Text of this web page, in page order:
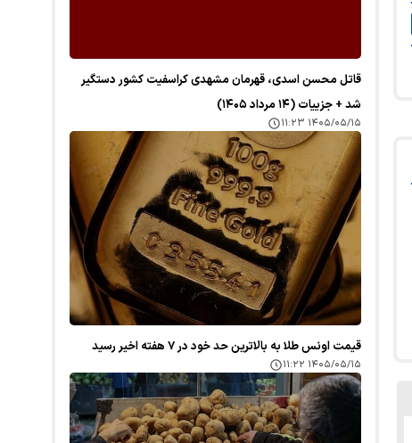
قاتل محسن اسدی، قهرمان مشهدی کراسفیت کشور دستگیر
شد + جزییات (۱۴ مرداد ۱۴۰۵)
۱۴۰۵/۰۵/۱۵ ۱۱:۲۳
قیمت اونس طلا به بالاترین حد خود در ۷ هفته اخیر رسید
۱۴۰۵/۰۵/۱۵ ۱۱:۲۲